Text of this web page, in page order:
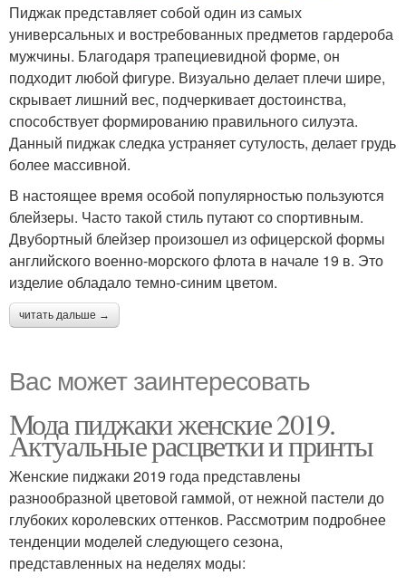
Пиджак представляет собой один из самых
универсальных и востребованных предметов гардероба
мужчины. Благодаря трапециевидной форме, он
подходит любой фигуре. Визуально делает плечи шире,
скрывает лишний вес, подчеркивает достоинства,
способствует формированию правильного силуэта.
Данный пиджак следка устраняет сутулость, делает грудь
более массивной.
В настоящее время особой популярностью пользуются
блейзеры. Часто такой стиль путают со спортивным.
Двубортный блейзер произошел из офицерской формы
английского военно-морского флота в начале 19 в. Это
изделие обладало темно-синим цветом.
читать дальше →
Вас может заинтересовать
Мода пиджаки женские 2019.
Актуальные расцветки и принты
Женские пиджаки 2019 года представлены
разнообразной цветовой гаммой, от нежной пастели до
глубоких королевских оттенков. Рассмотрим подробнее
тенденции моделей следующего сезона,
представленных на неделях моды: